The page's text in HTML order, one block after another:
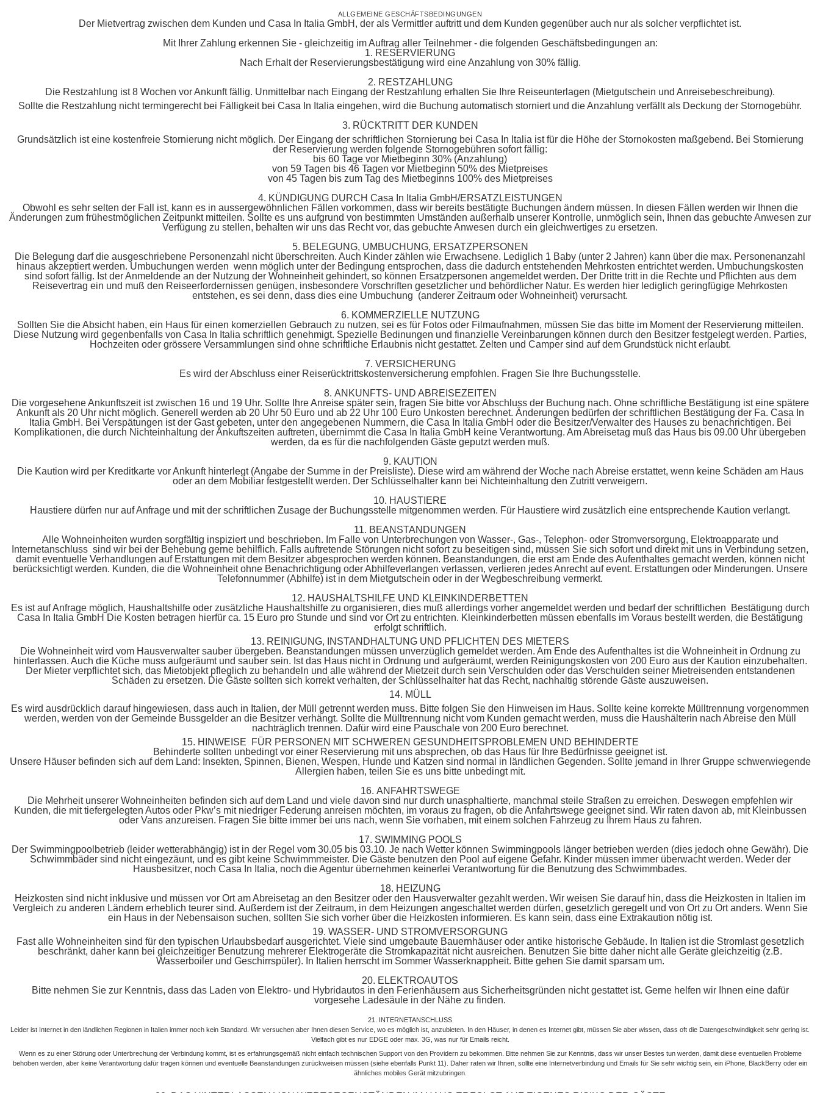
ALLGEMEINE GESCHÄFTSBEDINGUNGEN
Der Mietvertrag zwischen dem Kunden und Casa In Italia GmbH, der als Vermittler auftritt und dem Kunden gegenüber auch nur als solcher verpflichtet ist.
Mit Ihrer Zahlung erkennen Sie - gleichzeitig im Auftrag aller Teilnehmer - die folgenden Geschäftsbedingungen an:
1. RESERVIERUNG
Nach Erhalt der Reservierungsbestätigung wird eine Anzahlung von 30% fällig.
2. RESTZAHLUNG
Die Restzahlung ist 8 Wochen vor Ankunft fällig. Unmittelbar nach Eingang der Restzahlung erhalten Sie Ihre Reiseunterlagen (Mietgutschein und Anreisebeschreibung).
Sollte die Restzahlung nicht termingerecht bei Fälligkeit bei Casa In Italia eingehen, wird die Buchung automatisch storniert und die Anzahlung verfällt als Deckung der Stornogebühr.
3. RÜCKTRITT DER KUNDEN
Grundsätzlich ist eine kostenfreie Stornierung nicht möglich. Der Eingang der schriftlichen Stornierung bei Casa In Italia ist für die Höhe der Stornokosten maßgebend. Bei Stornierung
der Reservierung werden folgende Stornogebühren sofort fällig:
bis 60 Tage vor Mietbeginn 30% (Anzahlung)
von 59 Tagen bis 46 Tagen vor Mietbeginn 50% des Mietpreises
von 45 Tagen bis zum Tag des Mietbeginns 100% des Mietpreises
4. KÜNDIGUNG DURCH Casa In Italia GmbH/ERSATZLEISTUNGEN
Obwohl es sehr selten der Fall ist, kann es in aussergewöhnlichen Fällen vorkommen, dass wir bereits bestätigte Buchungen ändern müssen. In diesen Fällen werden wir Ihnen die
Änderungen zum frühestmöglichen Zeitpunkt mitteilen. Sollte es uns aufgrund von bestimmten Umständen außerhalb unserer Kontrolle, unmöglich sein, Ihnen das gebuchte Anwesen zur
Verfügung zu stellen, behalten wir uns das Recht vor, das gebuchte Anwesen durch ein gleichwertiges zu ersetzen.
5. BELEGUNG, UMBUCHUNG, ERSATZPERSONEN
Die Belegung darf die ausgeschriebene Personenzahl nicht überschreiten. Auch Kinder zählen wie Erwachsene. Lediglich 1 Baby (unter 2 Jahren) kann über die max. Personenanzahl
hinaus akzeptiert werden. Umbuchungen werden wenn möglich unter der Bedingung entsprochen, dass die dadurch entstehenden Mehrkosten entrichtet werden. Umbuchungskosten
sind sofort fällig. Ist der Anmeldende an der Nutzung der Wohneinheit gehindert, so können Ersatzpersonen angemeldet werden. Der Dritte tritt in die Rechte und Pflichten aus dem
Reisevertrag ein und muß den Reiseerfordernissen genügen, insbesondere Vorschriften gesetzlicher und behördlicher Natur. Es werden hier lediglich geringfügige Mehrkosten
entstehen, es sei denn, dass dies eine Umbuchung (anderer Zeitraum oder Wohneinheit) verursacht.
6. KOMMERZIELLE NUTZUNG
Sollten Sie die Absicht haben, ein Haus für einen komerziellen Gebrauch zu nutzen, sei es für Fotos oder Filmaufnahmen, müssen Sie das bitte im Moment der Reservierung mitteilen.
Diese Nutzung wird gegenbenfalls von Casa In Italia schriftlich genehmigt. Spezielle Bedinungen und finanzielle Vereinbarungen können durch den Besitzer festgelegt werden. Parties,
Hochzeiten oder grössere Versammlungen sind ohne schriftliche Erlaubnis nicht gestattet. Zelten und Camper sind auf dem Grundstück nicht erlaubt.
7. VERSICHERUNG
Es wird der Abschluss einer Reiserücktrittskostenversicherung empfohlen. Fragen Sie Ihre Buchungsstelle.
8. ANKUNFTS- UND ABREISEZEITEN
Die vorgesehene Ankunftszeit ist zwischen 16 und 19 Uhr. Sollte Ihre Anreise später sein, fragen Sie bitte vor Abschluss der Buchung nach. Ohne schriftliche Bestätigung ist eine spätere
Ankunft als 20 Uhr nicht möglich. Generell werden ab 20 Uhr 50 Euro und ab 22 Uhr 100 Euro Unkosten berechnet. Änderungen bedürfen der schriftlichen Bestätigung der Fa. Casa In
Italia GmbH. Bei Verspätungen ist der Gast gebeten, unter den angegebenen Nummern, die Casa In Italia GmbH oder die Besitzer/Verwalter des Hauses zu benachrichtigen. Bei
Komplikationen, die durch Nichteinhaltung der Ankuftszeiten auftreten, übernimmt die Casa In Italia GmbH keine Verantwortung. Am Abreisetag muß das Haus bis 09.00 Uhr übergeben
werden, da es für die nachfolgenden Gäste geputzt werden muß.
9. KAUTION
Die Kaution wird per Kreditkarte vor Ankunft hinterlegt (Angabe der Summe in der Preisliste). Diese wird am während der Woche nach Abreise erstattet, wenn keine Schäden am Haus
oder an dem Mobiliar festgestellt werden. Der Schlüsselhalter kann bei Nichteinhaltung den Zutritt verweigern.
10. HAUSTIERE
Haustiere dürfen nur auf Anfrage und mit der schriftlichen Zusage der Buchungsstelle mitgenommen werden. Für Haustiere wird zusätzlich eine entsprechende Kaution verlangt.
11. BEANSTANDUNGEN
Alle Wohneinheiten wurden sorgfältig inspiziert und beschrieben. Im Falle von Unterbrechungen von Wasser-, Gas-, Telephon- oder Stromversorgung, Elektroapparate und
Internetanschluss sind wir bei der Behebung gerne behilflich. Falls auftretende Störungen nicht sofort zu beseitigen sind, müssen Sie sich sofort und direkt mit uns in Verbindung setzen,
damit eventuelle Verhandlungen auf Erstattungen mit dem Besitzer abgesprochen werden können. Beanstandungen, die erst am Ende des Aufenthaltes gemacht werden, können nicht
berücksichtigt werden. Kunden, die die Wohneinheit ohne Benachrichtigung oder Abhilfeverlangen verlassen, verlieren jedes Anrecht auf event. Erstattungen oder Minderungen. Unsere
Telefonnummer (Abhilfe) ist in dem Mietgutschein oder in der Wegbeschreibung vermerkt.
12. HAUSHALTSHILFE UND KLEINKINDERBETTEN
Es ist auf Anfrage möglich, Haushaltshilfe oder zusätzliche Haushaltshilfe zu organisieren, dies muß allerdings vorher angemeldet werden und bedarf der schriftlichen Bestätigung durch
Casa In Italia GmbH Die Kosten betragen hierfür ca. 15 Euro pro Stunde und sind vor Ort zu entrichten. Kleinkinderbetten müssen ebenfalls im Voraus bestellt werden, die Bestätigung
erfolgt schriftlich.
13. REINIGUNG, INSTANDHALTUNG UND PFLICHTEN DES MIETERS
Die Wohneinheit wird vom Hausverwalter sauber übergeben. Beanstandungen müssen unverzüglich gemeldet werden. Am Ende des Aufenthaltes ist die Wohneinheit in Ordnung zu
hinterlassen. Auch die Küche muss aufgeräumt und sauber sein. Ist das Haus nicht in Ordnung und aufgeräumt, werden Reinigungskosten von 200 Euro aus der Kaution einzubehalten.
Der Mieter verpflichtet sich, das Mietobjekt pfleglich zu behandeln und alle während der Mietzeit durch sein Verschulden oder das Verschulden seiner Mietreisenden entstandenen
Schäden zu ersetzen. Die Gäste sollten sich korrekt verhalten, der Schlüsselhalter hat das Recht, nachhaltig störende Gäste auszuweisen.
14. MÜLL
Es wird ausdrücklich darauf hingewiesen, dass auch in Italien, der Müll getrennt werden muss. Bitte folgen Sie den Hinweisen im Haus. Sollte keine korrekte Mülltrennung vorgenommen
werden, werden von der Gemeinde Bussgelder an die Besitzer verhängt. Sollte die Mülltrennung nicht vom Kunden gemacht werden, muss die Haushälterin nach Abreise den Müll
nachträglich trennen. Dafür wird eine Pauschale von 200 Euro berechnet.
15. HINWEISE FÜR PERSONEN MIT SCHWEREN GESUNDHEITSPROBLEMEN UND BEHINDERTE
Behinderte sollten unbedingt vor einer Reservierung mit uns absprechen, ob das Haus für Ihre Bedürfnisse geeignet ist.
Unsere Häuser befinden sich auf dem Land: Insekten, Spinnen, Bienen, Wespen, Hunde und Katzen sind normal in ländlichen Gegenden. Sollte jemand in Ihrer Gruppe schwerwiegende
Allergien haben, teilen Sie es uns bitte unbedingt mit.
16. ANFAHRTSWEGE
Die Mehrheit unserer Wohneinheiten befinden sich auf dem Land und viele davon sind nur durch unasphaltierte, manchmal steile Straßen zu erreichen. Deswegen empfehlen wir
Kunden, die mit tiefergelegten Autos oder Pkw’s mit niedriger Federung anreisen möchten, im voraus zu fragen, ob die Anfahrtswege geeignet sind. Wir raten davon ab, mit Kleinbussen
oder Vans anzureisen. Fragen Sie bitte immer bei uns nach, wenn Sie vorhaben, mit einem solchen Fahrzeug zu Ihrem Haus zu fahren.
17. SWIMMING POOLS
Der Swimmingpoolbetrieb (leider wetterabhängig) ist in der Regel vom 30.05 bis 03.10. Je nach Wetter können Swimmingpools länger betrieben werden (dies jedoch ohne Gewähr). Die
Schwimmbäder sind nicht eingezäunt, und es gibt keine Schwimmmeister. Die Gäste benutzen den Pool auf eigene Gefahr. Kinder müssen immer überwacht werden. Weder der
Hausbesitzer, noch Casa In Italia, noch die Agentur übernehmen keinerlei Verantwortung für die Benutzung des Schwimmbades.
18. HEIZUNG
Heizkosten sind nicht inklusive und müssen vor Ort am Abreisetag an den Besitzer oder den Hausverwalter gezahlt werden. Wir weisen Sie darauf hin, dass die Heizkosten in Italien im
Vergleich zu anderen Ländern erheblich teurer sind. Außerdem ist der Zeitraum, in dem Heizungen angeschaltet werden dürfen, gesetzlich geregelt und von Ort zu Ort anders. Wenn Sie
ein Haus in der Nebensaison suchen, sollten Sie sich vorher über die Heizkosten informieren. Es kann sein, dass eine Extrakaution nötig ist.
19. WASSER- UND STROMVERSORGUNG
Fast alle Wohneinheiten sind für den typischen Urlaubsbedarf ausgerichtet. Viele sind umgebaute Bauernhäuser oder antike historische Gebäude. In Italien ist die Stromlast gesetzlich
beschränkt, daher kann bei gleichzeitiger Benutzung mehrerer Elektrogeräte die Stromkapazität nicht ausreichen. Benutzen Sie bitte daher nicht alle Geräte gleichzeitig (z.B.
Wasserboiler und Geschirrspüler). In Italien herrscht im Sommer Wasserknappheit. Bitte gehen Sie damit sparsam um.
20. ELEKTROAUTOS
Bitte nehmen Sie zur Kenntnis, dass das Laden von Elektro- und Hybridautos in den Ferienhäusern aus Sicherheitsgründen nicht gestattet ist. Gerne helfen wir Ihnen eine dafür
vorgesehe Ladesäule in der Nähe zu finden.
21. INTERNETANSCHLUSS
Leider ist Internet in den ländlichen Regionen in Italien immer noch kein Standard. Wir versuchen aber Ihnen diesen Service, wo es möglich ist, anzubieten. In den Häuser, in denen es Internet gibt, müssen Sie aber wissen, dass oft die Datengeschwindigkeit sehr gering ist.
Vielfach gibt es nur EDGE oder max. 3G, was nur für Emails reicht.
Wenn es zu einer Störung oder Unterbrechung der Verbindung kommt, ist es erfahrungsgemäß nicht einfach technischen Support von den Providern zu bekommen. Bitte nehmen Sie zur Kenntnis, dass wir unser Bestes tun werden, damit diese eventuellen Probleme
behoben werden, aber keine Verantwortung dafür tragen können und eventuelle Beanstandungen zurückweisen müssen (siehe ebenfalls Punkt 11). Daher raten wir Ihnen, sollte eine Internetverbindung und Emails für Sie sehr wichtig sein, ein iPhone, BlackBerry oder ein
ähnliches mobiles Gerät mitzubringen.